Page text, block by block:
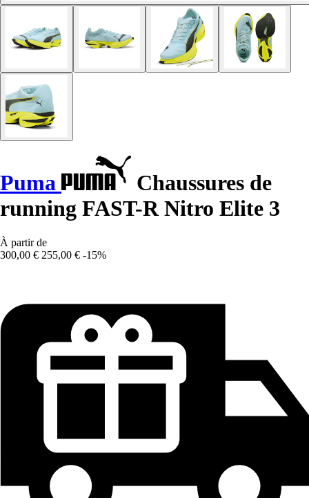
Puma
Chaussures de
running FAST-R Nitro Elite 3
À partir de
300,00 € 255,00 € -15%